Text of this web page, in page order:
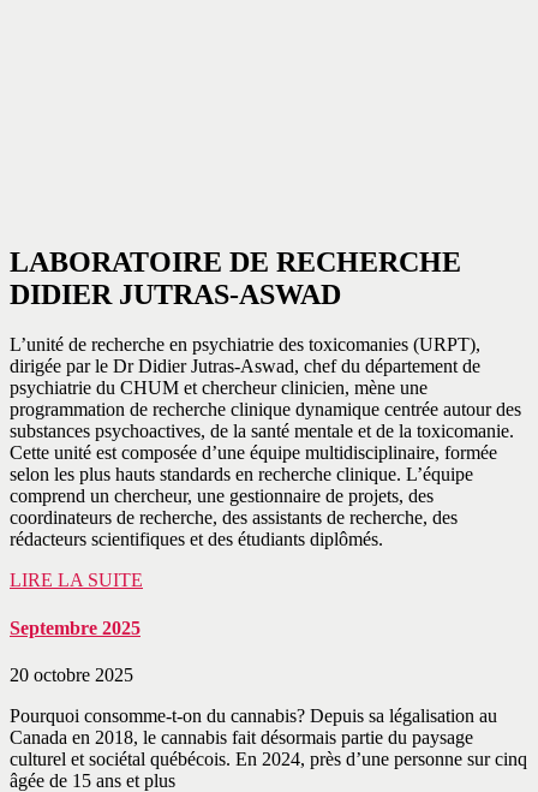
LABORATOIRE DE RECHERCHE
DIDIER JUTRAS-ASWAD
L’unité de recherche en psychiatrie des toxicomanies (URPT),
dirigée par le Dr Didier Jutras-Aswad, chef du département de
psychiatrie du CHUM et chercheur clinicien, mène une
programmation de recherche clinique dynamique centrée autour des
substances psychoactives, de la santé mentale et de la toxicomanie.
Cette unité est composée d’une équipe multidisciplinaire, formée
selon les plus hauts standards en recherche clinique. L’équipe
comprend un chercheur, une gestionnaire de projets, des
coordinateurs de recherche, des assistants de recherche, des
rédacteurs scientifiques et des étudiants diplômés.
LIRE LA SUITE
Septembre 2025
20 octobre 2025
Pourquoi consomme-t-on du cannabis? Depuis sa légalisation au
Canada en 2018, le cannabis fait désormais partie du paysage
culturel et sociétal québécois. En 2024, près d’une personne sur cinq
âgée de 15 ans et plus